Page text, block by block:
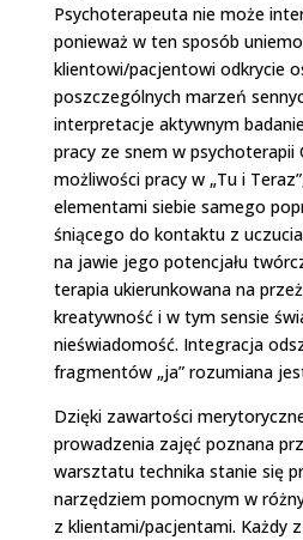
Psychoterapeuta nie może
ponieważ w ten sposób
klientowi/pacjentowi odkrycie
poszczególnych marzeń
interpretacje aktywnym
pracy ze snem w
możliwości pracy w „Tu i
elementami siebie samego
śniącego do kontaktu z
na jawie jego potencjału
terapia ukierunkowana na
kreatywność i w tym sensie
nieświadomość. Integracja
fragmentów „ja” rozumiana
Dzięki zawartości
prowadzenia zajęć poznana
warsztatu technika stanie się
narzędziem pomocnym w
z klientami/pacjentami. Każdy